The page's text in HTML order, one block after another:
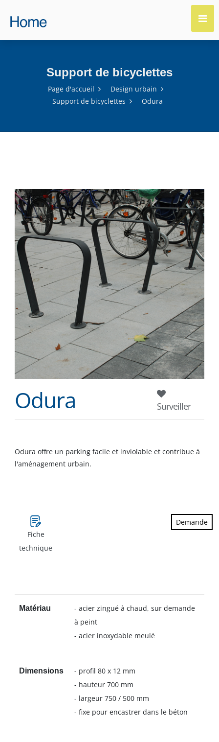
Support de bicyclettes
Page d'accueil
Design urbain
Support de bicyclettes
Odura
Odura Surveiller
Odura offre un parking facile et inviolable et contribue à
l'aménagement urbain.
Fiche
technique
Demande
Matériau
- acier zingué à chaud, sur demande
à peint
- acier inoxydable meulé
Dimensions
- profil 80 x 12 mm
- hauteur 700 mm
- largeur 750 / 500 mm
- fixe pour encastrer dans le béton